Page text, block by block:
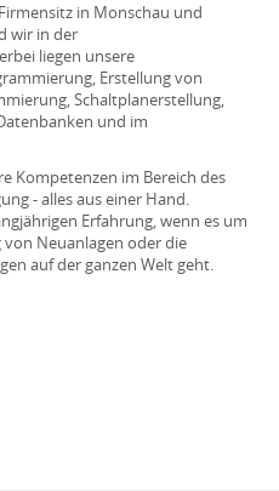
in Monschau und
wir in der
liegen unsere
Erstellung von
Schaltplanerstellung,
und im
Kompetenzen im Bereich des
- alles aus einer Hand.
Erfahrung, wenn es um
Neuanlagen oder die
auf der ganzen Welt geht.